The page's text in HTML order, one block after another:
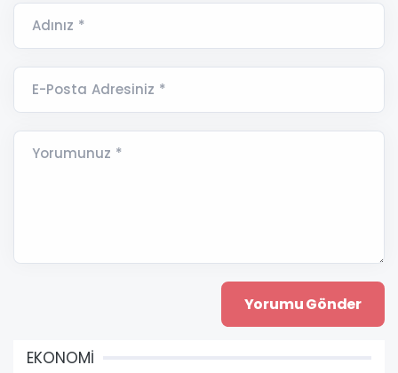
Adınız *
E-Posta Adresiniz *
Yorumunuz *
EKONOMİ